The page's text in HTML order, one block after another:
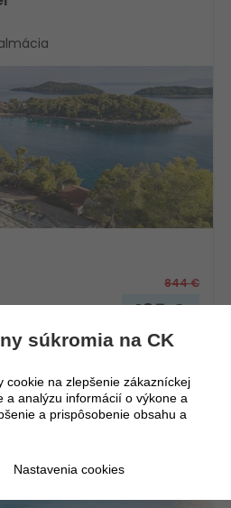
844€
185€
Aminess Camping Villas & Holiday Homes Avalona
súkromia na CK
cookie na zlepšenie zákazníckej
a analýzu informácií o výkone a
a prispôsobenie obsahu a
Nastavenia cookies